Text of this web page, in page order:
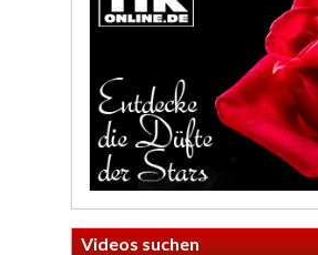
Videos suchen